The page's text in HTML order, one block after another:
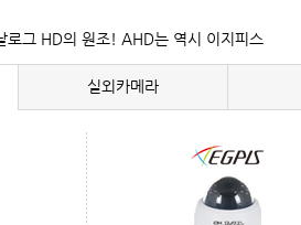
로그 HD의 원조! AHD는 역시 이지피스
실외카메라